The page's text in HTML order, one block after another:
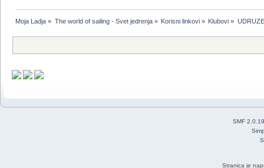
Moja Ladja » The world of sailing - Svet jedrenja» Korisni linkovi» Klubovi »
SMF 2.0.19
Stranica je